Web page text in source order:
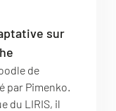
sur
de
par Pimenko.
du LIRIS, il